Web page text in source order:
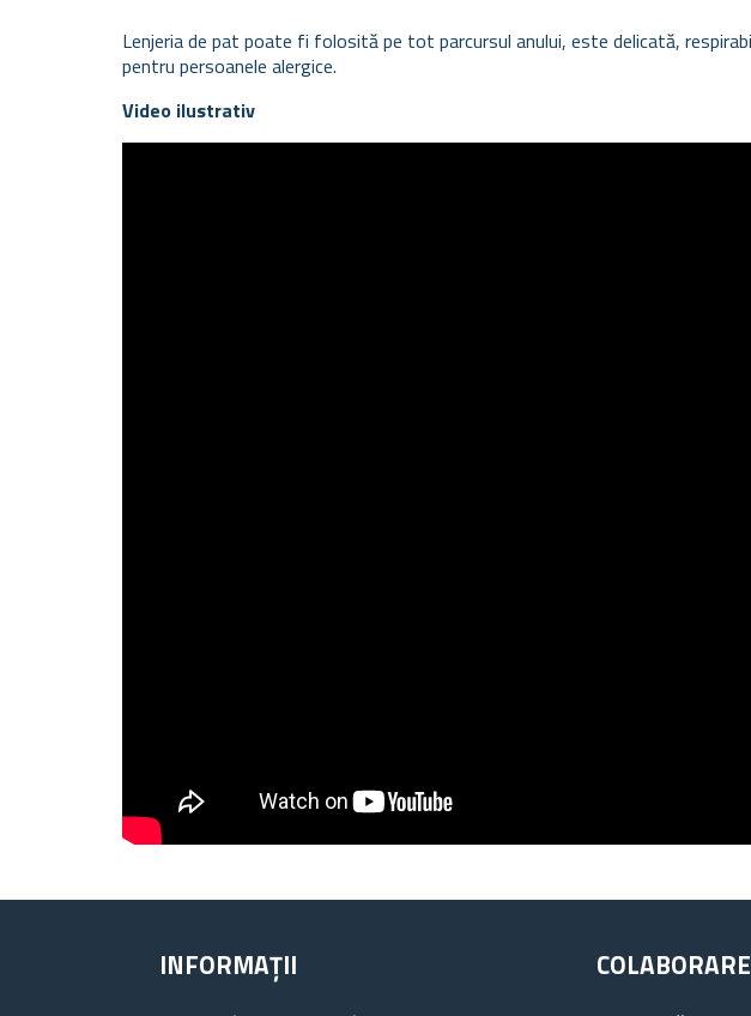
Lenjeria de pat poate fi folosită pe tot parcursul anului, este delicată,
pentru persoanele alergice.
Video ilustrativ
INFORMAȚII COLABORARE